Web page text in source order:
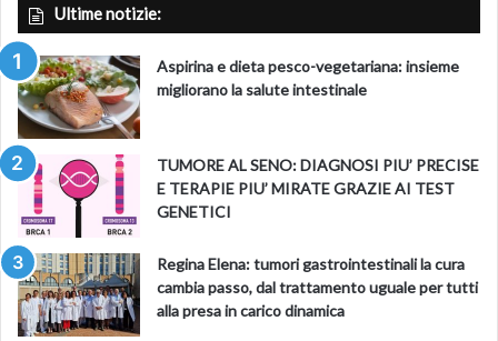
Ultime notizie:
Aspirina e dieta pesco-vegetariana: insieme
migliorano la salute intestinale
TUMORE AL SENO: DIAGNOSI PIU’ PRECISE
E TERAPIE PIU’ MIRATE GRAZIE AI TEST
GENETICI
Regina Elena: tumori gastrointestinali la cura
cambia passo, dal trattamento uguale per tutti
alla presa in carico dinamica